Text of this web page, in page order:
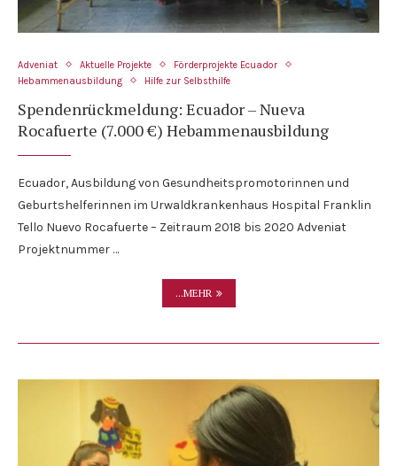
Adveniat Aktuelle Projekte
Förderprojekte Ecuador
Hebammenausbildung
Hilfe zur Selbsthilfe
Spendenrückmeldung: Ecuador – Nueva
Rocafuerte (7.000 €) Hebammenausbildung
Ecuador, Ausbildung von Gesundheitspromotorinnen und
Geburtshelferinnen im Urwaldkrankenhaus Hospital Franklin
Tello Nuevo Rocafuerte – Zeitraum 2018 bis 2020 Adveniat
Projektnummer …
...MEHR